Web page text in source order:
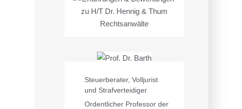
Steuerberater, Volljurist
und Strafverteidiger
Ordentlicher Professor der